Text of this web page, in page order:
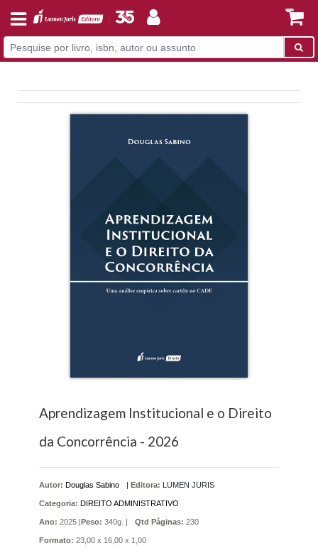
Aprendizagem Institucional e o Direito
da Concorrência - 2026
Autor: Douglas Sabino | Editora: LUMEN JURIS
Categoria: DIREITO ADMINISTRATIVO
Ano: 2025 |Peso: 340g. | Qtd Páginas: 230
Formato: 23,00 x 16,00 x 1,00